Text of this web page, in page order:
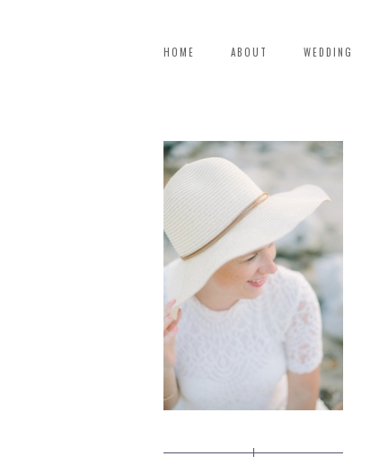
HOME ABOUT WEDDING